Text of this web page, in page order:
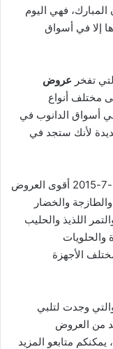
فهي اليوم
إلا في أسواق
تفخر عروض
مختلف أنواع
أسواق الدانوب في
لأنك ستجد في
: تقدم اليوم الخميس 2-7-2015 أقوى العروض
والخضار
اللذيذ والحليب
والحلويات
الأجهزة
وجدت لتلبي
من العروض
متابعو المزيد